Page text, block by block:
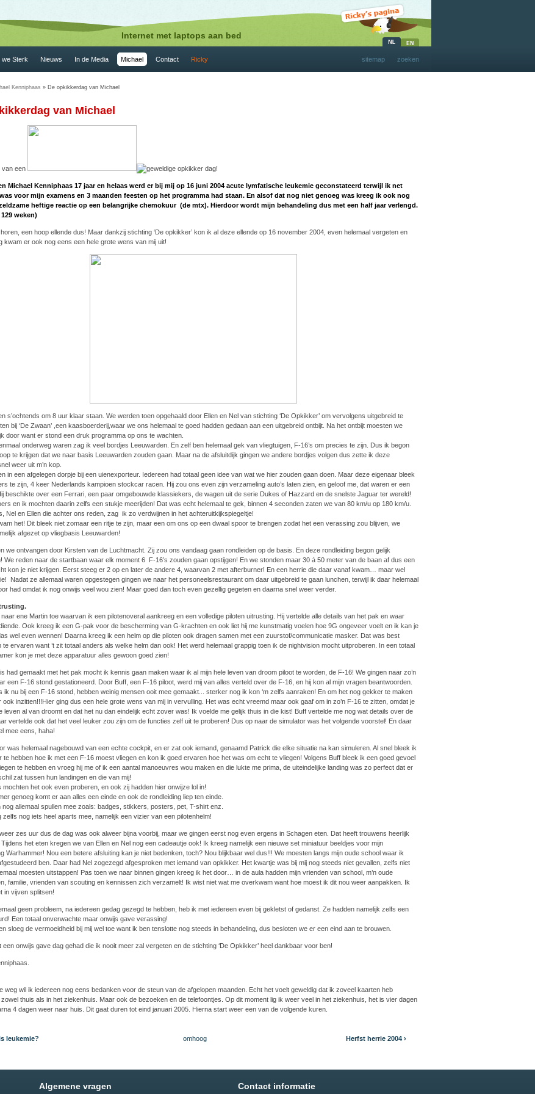
Internet met laptops aan bed
we Sterk Nieuws In de Media Michael Contact Ricky zoeken
sitemap
Kenniphaas » De opkikkerdag van Michael
van Michael
Michael Kenniphaas 17 jaar en helaas werd er bij mij op 16 juni 2004 acute lymfatische leukemie geconstateerd terwijl ik net
voor mijn examens en 3 maanden feesten op het programma had staan. En alsof dat nog niet genoeg was kreeg ik ook nog
heftige reactie op een belangrijke chemokuur (de mtx). Hierdoor wordt mijn behandeling dus met een half jaar verlengd.
weken)
een hoop ellende dus! Maar dankzij stichting ‘De opkikker’ kon ik al deze ellende op 16 november 2004, even helemaal vergeten en
kwam er ook nog eens een hele grote wens van mij uit!
s’ochtends om 8 uur klaar staan. We werden toen opgehaald door Ellen en Nel van stichting ‘De Opkikker’ om vervolgens uitgebreid te
bij ‘De Zwaan’ ,een kaasboerderij,waar we ons helemaal te goed hadden gedaan aan een uitgebreid ontbijt. Na het ontbijt moesten we
door want er stond een druk programma op ons te wachten.
onderweg waren zag ik veel bordjes Leeuwarden. En zelf ben helemaal gek van vliegtuigen, F-16’s om precies te zijn. Dus ik begon
te krijgen dat we naar basis Leeuwarden zouden gaan. Maar na de afsluitdijk gingen we andere bordjes volgen dus zette ik deze
weer uit m’n kop.
in een afgelegen dorpje bij een uienexporteur. Iedereen had totaal geen idee van wat we hier zouden gaan doen. Maar deze eigenaar bleek
te zijn, 4 keer Nederlands kampioen stockcar racen. Hij zou ons even zijn verzameling auto’s laten zien, en geloof me, dat waren er een
beschikte over een Ferrari, een paar omgebouwde klassiekers, de wagen uit de serie Dukes of Hazzard en de snelste Jaguar ter wereld!
en ik mochten daarin zelfs een stukje meerijden! Dat was echt helemaal te gek, binnen 4 seconden zaten we van 80 km/u op 180 km/u.
Nel en Ellen die achter ons reden, zag ik zo verdwijnen in het achteruitkijkspiegeltje!
het! Dit bleek niet zomaar een ritje te zijn, maar een om ons op een dwaal spoor te brengen zodat het een verassing zou blijven, we
afgezet op vliegbasis Leeuwarden!
we ontvangen door Kirsten van de Luchtmacht. Zij zou ons vandaag gaan rondleiden op de basis. En deze rondleiding begon gelijk
We reden naar de startbaan waar elk moment 6 F-16’s zouden gaan opstijgen! En we stonden maar 30 á 50 meter van de baan af dus een
kon je niet krijgen. Eerst steeg er 2 op en later de andere 4, waarvan 2 met afterburner! En een herrie die daar vanaf kwam… maar wel
Nadat ze allemaal waren opgestegen gingen we naar het personeelsrestaurant om daar uitgebreid te gaan lunchen, terwijl ik daar helemaal
had omdat ik nog onwijs veel wou zien! Maar goed dan toch even gezellig gegeten en daarna snel weer verder.
ene Martin toe waarvan ik een pilotenoveral aankreeg en een volledige piloten uitrusting. Hij vertelde alle details van het pak en waar
Ook kreeg ik een G-pak voor de bescherming van G-krachten en ook liet hij me kunstmatig voelen hoe 9G ongeveer voelt en ik kan je
wel even wennen! Daarna kreeg ik een helm op die piloten ook dragen samen met een zuurstof/communicatie masker. Dat was best
te ervaren want ’t zit totaal anders als welke helm dan ook! Het werd helemaal grappig toen ik de nightvision mocht uitproberen. In een totaal
kon je met deze apparatuur alles gewoon goed zien!
had gemaakt met het pak mocht ik kennis gaan maken waar ik al mijn hele leven van droom piloot te worden, de F-16! We gingen naar zo’n
een F-16 stond gestationeerd. Door Buff, een F-16 piloot, werd mij van alles verteld over de F-16, en hij kon al mijn vragen beantwoorden.
ik nu bij een F-16 stond, hebben weinig mensen ooit mee gemaakt... sterker nog ik kon ‘m zelfs aanraken! En om het nog gekker te maken
ook inzitten!!!Hier ging dus een hele grote wens van mij in vervulling. Het was echt vreemd maar ook gaaf om in zo’n F-16 te zitten, omdat je
leven al van droomt en dat het nu dan eindelijk echt zover was! Ik voelde me gelijk thuis in die kist! Buff vertelde me nog wat details over de
vertelde ook dat het veel leuker zou zijn om de functies zelf uit te proberen! Dus op naar de simulator was het volgende voorstel! En daar
mee eens, haha!
was helemaal nagebouwd van een echte cockpit, en er zat ook iemand, genaamd Patrick die elke situatie na kan simuleren. Al snel bleek ik
te hebben hoe ik met een F-16 moest vliegen en kon ik goed ervaren hoe het was om echt te vliegen! Volgens Buff bleek ik een goed gevoel
te hebben en vroeg hij me of ik een aantal manoeuvres wou maken en die lukte me prima, de uiteindelijke landing was zo perfect dat er
zat tussen hun landingen en die van mij!
mochten het ook even proberen, en ook zij hadden hier onwijze lol in!
genoeg komt er aan alles een einde en ook de rondleiding liep ten einde.
nog allemaal spullen mee zoals: badges, stikkers, posters, pet, T-shirt enz.
zelfs nog iets heel aparts mee, namelijk een vizier van een pilotenhelm!
zes uur dus de dag was ook alweer bijna voorbij, maar we gingen eerst nog even ergens in Schagen eten. Dat heeft trouwens heerlijk
het eten kregen we van Ellen en Nel nog een cadeautje ook! Ik kreeg namelijk een nieuwe set miniatuur beeldjes voor mijn
Warhammer! Nou een betere afsluiting kan je niet bedenken, toch? Nou blijkbaar wel dus!!! We moesten langs mijn oude school waar ik
ben. Daar had Nel zogezegd afgesproken met iemand van opkikker. Het kwartje was bij mij nog steeds niet gevallen, zelfs niet
moesten uitstappen! Pas toen we naar binnen gingen kreeg ik het door… in de aula hadden mijn vrienden van school, m’n oude
familie, vrienden van scouting en kennissen zich verzamelt! Ik wist niet wat me overkwam want hoe moest ik dit nou weer aanpakken. Ik
in vijven splitsen!
geen probleem, na iedereen gedag gezegd te hebben, heb ik met iedereen even bij gekletst of gedanst. Ze hadden namelijk zelfs een
Een totaal onverwachte maar onwijs gave verassing!
sloeg de vermoeidheid bij mij wel toe want ik ben tenslotte nog steeds in behandeling, dus besloten we er een eind aan te brouwen.
een onwijs gave dag gehad die ik nooit meer zal vergeten en de stichting ‘De Opkikker’ heel dankbaar voor ben!
weg wil ik iedereen nog eens bedanken voor de steun van de afgelopen maanden. Echt het voelt geweldig dat ik zoveel kaarten heb
thuis als in het ziekenhuis. Maar ook de bezoeken en de telefoontjes. Op dit moment lig ik weer veel in het ziekenhuis, het is vier dagen
4 dagen weer naar huis. Dit gaat duren tot eind januari 2005. Hierna start weer een van de volgende kuren.
leukemie? omhoog Herfst herrie 2004 ›
Algemene vragen Contact informatie